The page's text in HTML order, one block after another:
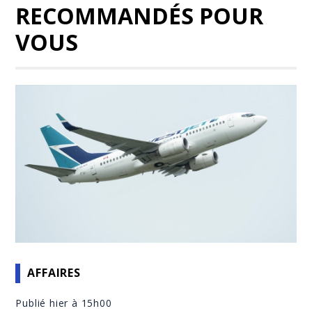
RECOMMANDÉS POUR
VOUS
AFFAIRES
Publié hier à 15h00